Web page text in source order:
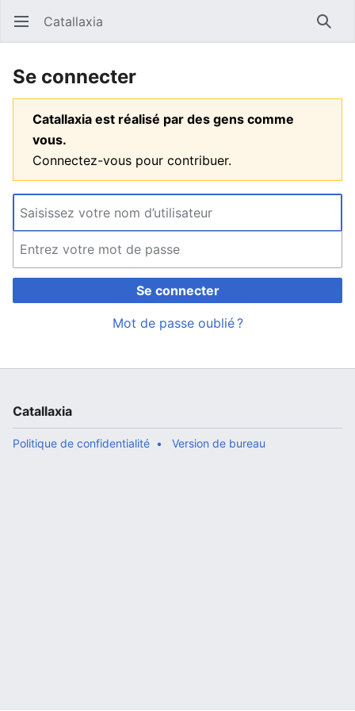
Ouvrir le menu principal Catallaxia
Se connecter
Catallaxia est réalisé par des gens comme
vous.
Connectez-vous pour contribuer.
Se connecter
Mot de passe oublié ?
Catallaxia
Politique de confidentialité Version de bureau